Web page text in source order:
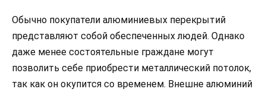
Обычно покупатели алюминиевых перекрытий
представляют собой обеспеченных людей. Однако
даже менее состоятельные граждане могут
позволить себе приобрести металлический потолок,
так как он окупится со временем. Внешне алюминий